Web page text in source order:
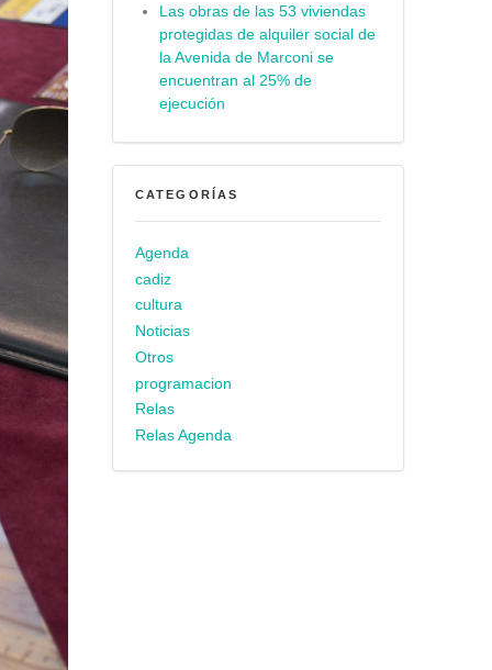
Las obras de las 53 viviendas
protegidas de alquiler social de
la Avenida de Marconi se
encuentran al 25% de
ejecución
CATEGORÍAS
Agenda
cadiz
cultura
Noticias
Otros
programacion
Relas
Relas Agenda